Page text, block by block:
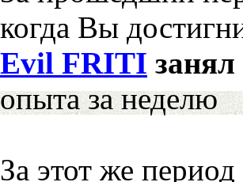
когда Вы
Evil FRITI занял
опыта за неделю
За этот же